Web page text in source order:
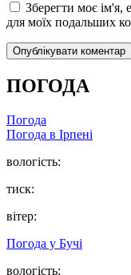
Зберегти моє ім'я,
для моїх подальших
ПОГОДА
Погода
Погода в Ірпені
вологість:
тиск:
вітер:
Погода у Бучі
вологість: